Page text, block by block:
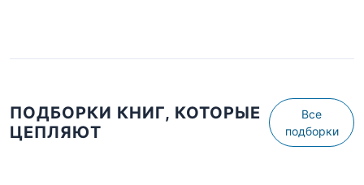
ПОДБОРКИ КНИГ, КОТОРЫЕ
ЦЕПЛЯЮТ
Все
подборки